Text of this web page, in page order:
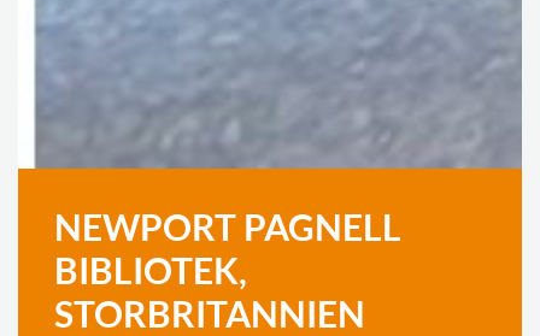
NEWPORT PAGNELL
BIBLIOTEK,
STORBRITANNIEN